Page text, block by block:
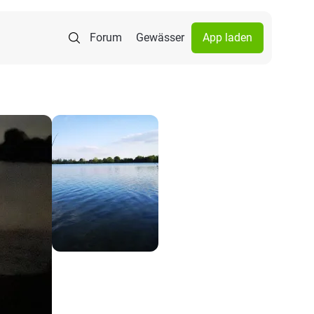
Forum Gewässer App laden